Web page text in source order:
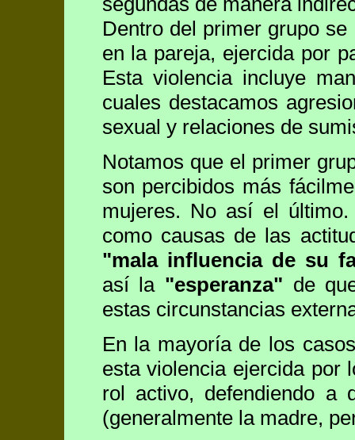
Dentro del primer grupo
en la pareja, ejercida por
Esta violencia incluye
cuales destacamos
sexual y relaciones de
Notamos que el primer
son percibidos más
mujeres. No así el
como causas de las
"mala influencia de su
así la "esperanza" de
estas circunstancias
En la mayoría de los
esta violencia ejercida por
rol activo, defendiendo a
(generalmente la madre,